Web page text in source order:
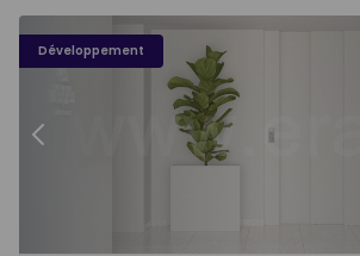
Développement
Appartement T1 Lisboa, Alcântara -
Précédent